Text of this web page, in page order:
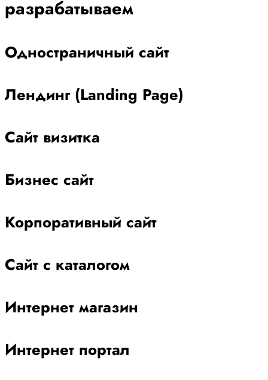
разрабатываем
Одностраничный сайт
Лендинг (Landing Page)
Сайт визитка
Бизнес сайт
Корпоративный сайт
Сайт с каталогом
Интернет магазин
Интернет портал